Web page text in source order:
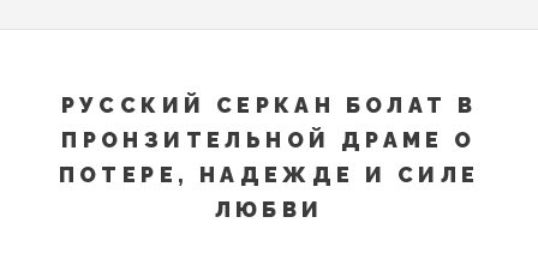
РУССКИЙ СЕРКАН БОЛАТ В
ПРОНЗИТЕЛЬНОЙ ДРАМЕ О
ПОТЕРЕ, НАДЕЖДЕ И СИЛЕ
ЛЮБВИ